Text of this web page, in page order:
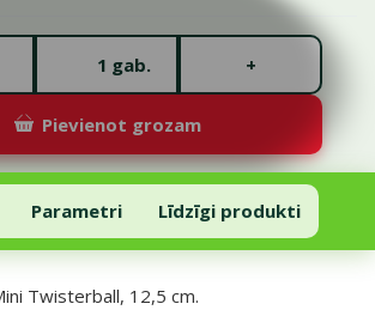
gab. +
Pievienot grozam
Twisterball, 12,5 cm
Parametri Līdzīgi produkti
Twisterball, 12,5 cm.